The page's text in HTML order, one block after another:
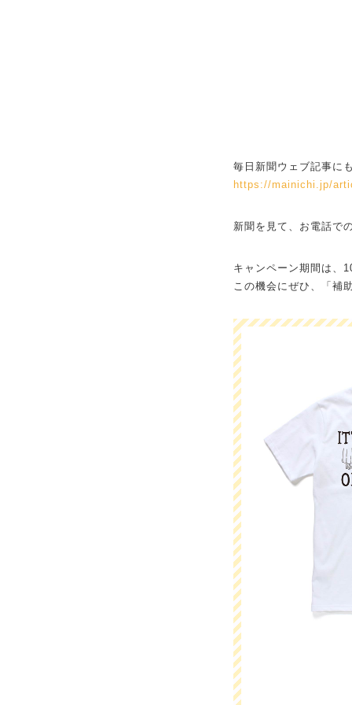
毎日新聞ウェブ記事に
https://mainichi.jp/
新聞を見て、お電話で
キャンペーン期間は、
この機会にぜひ、「補